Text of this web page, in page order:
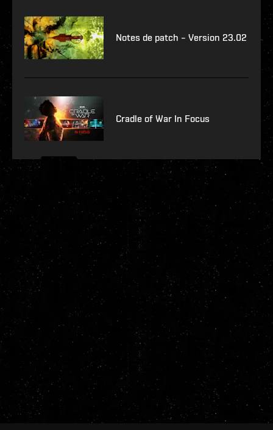
Notes de patch – Version 23.02
Cradle of War In Focus